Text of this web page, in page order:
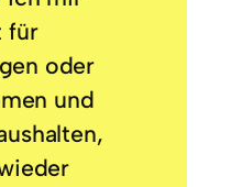
für
oder
und